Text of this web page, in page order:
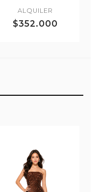
ALQUILER
$352.000